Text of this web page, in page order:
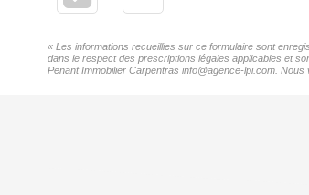
« Les informations recueillies sur ce formulaire sont
dans le respect des prescriptions légales applicables et
Penant Immobilier Carpentras info@agence-lpi.com.